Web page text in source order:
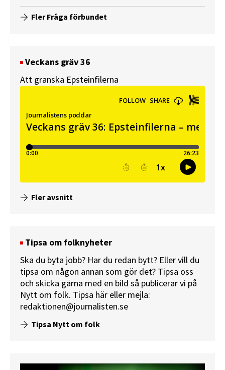
Fler Fråga förbundet
Veckans gräv 36
Att granska Epsteinfilerna
Fler avsnitt
Tipsa om folknyheter
Ska du byta jobb? Har du redan bytt? Eller vill du
tipsa om någon annan som gör det? Tipsa oss
och skicka gärna med en bild så publicerar vi på
Nytt om folk. Tipsa här eller mejla:
redaktionen@journalisten.se
Tipsa Nytt om folk